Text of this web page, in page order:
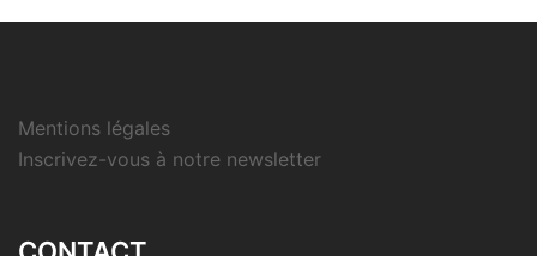
Mentions légales
Inscrivez-vous à notre newsletter